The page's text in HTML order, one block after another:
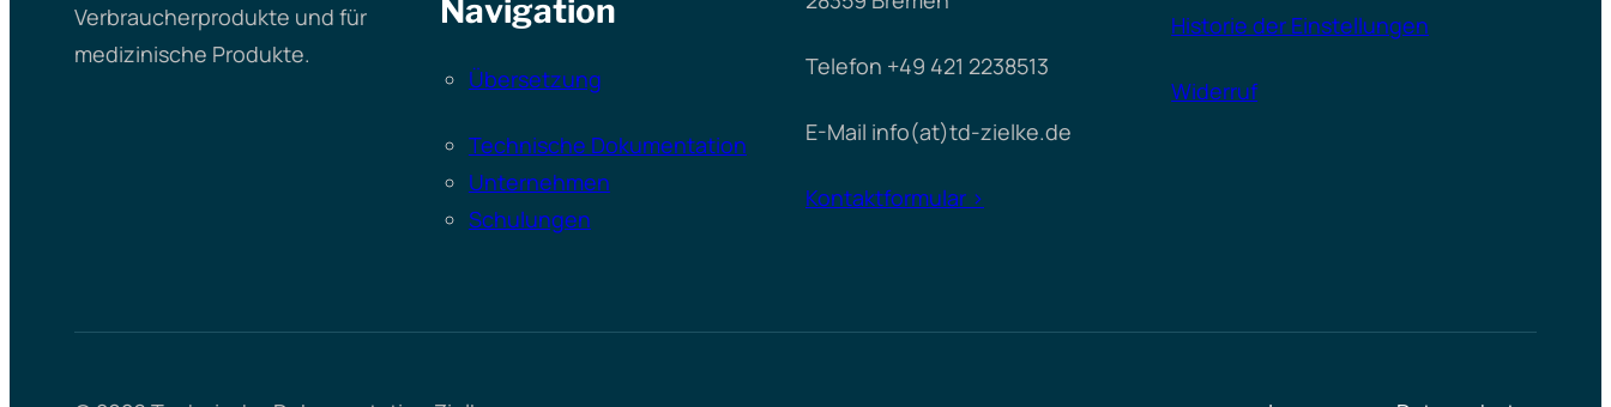
Verbraucherprodukte und für
medizinische Produkte.
Navigation
Übersetzung
Technische Dokumentation
Unternehmen
Schulungen
Telefon +49 421 2238513
E-Mail info(at)td-zielke.de
Kontaktformular >
Historie der Einstellungen
Widerruf